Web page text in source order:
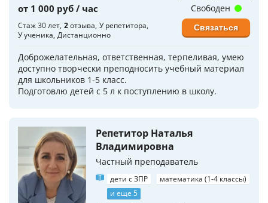
от 1 000 руб / час
Стаж 30 лет 2отзыва У репетитора
У ученика Дистанционно
Доброжелательная, ответственная, терпеливая, умею
доступно творчески преподносить учебный материал
для школьников 1-5 класс.
Подготовлю детей с 5 л к поступлению в школу.
Свободен
Связаться
Репетитор Наталья
Владимировна
Частный преподаватель
дети с ЗПР
математика (1-4 классы)
и еще 5